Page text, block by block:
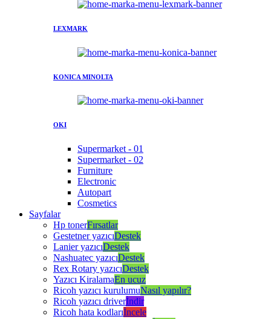
LEXMARK
KONICA MINOLTA
OKI
Supermarket - 01
Supermarket - 02
Furniture
Electronic
Autopart
Cosmetics
Sayfalar
Hp tonerFırsatlar
Gestetner yazıcıDestek
Lanier yazıcıDestek
Nashuatec yazıcıDestek
Rex Rotary yazıcıDestek
Yazıcı KiralamaEn ucuz
Ricoh yazıcı kurulumuNasıl yapılır?
Ricoh yazıcı driverİndir
Ricoh hata kodlarıİncele